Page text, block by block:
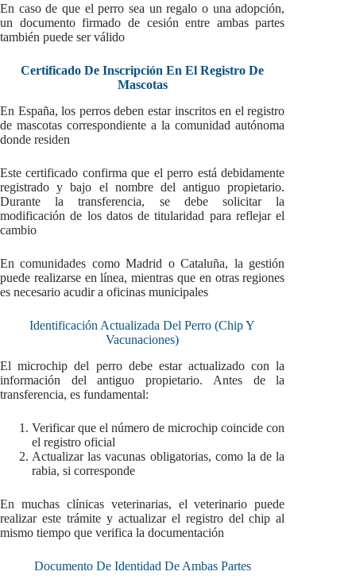
En caso de que el perro sea un regalo o una adopción,
un documento firmado de cesión entre ambas partes
también puede ser válido
Certificado De Inscripción En El Registro De
Mascotas
En España, los perros deben estar inscritos en el registro
de mascotas correspondiente a la comunidad autónoma
donde residen
Este certificado confirma que el perro está debidamente
registrado y bajo el nombre del antiguo propietario.
Durante la transferencia, se debe solicitar la
modificación de los datos de titularidad para reflejar el
cambio
En comunidades como Madrid o Cataluña, la gestión
puede realizarse en línea, mientras que en otras regiones
es necesario acudir a oficinas municipales
Identificación Actualizada Del Perro (Chip Y
Vacunaciones)
El microchip del perro debe estar actualizado con la
información del antiguo propietario. Antes de la
transferencia, es fundamental:
Verificar que el número de microchip coincide con
el registro oficial
Actualizar las vacunas obligatorias, como la de la
rabia, si corresponde
En muchas clínicas veterinarias, el veterinario puede
realizar este trámite y actualizar el registro del chip al
mismo tiempo que verifica la documentación
Documento De Identidad De Ambas Partes